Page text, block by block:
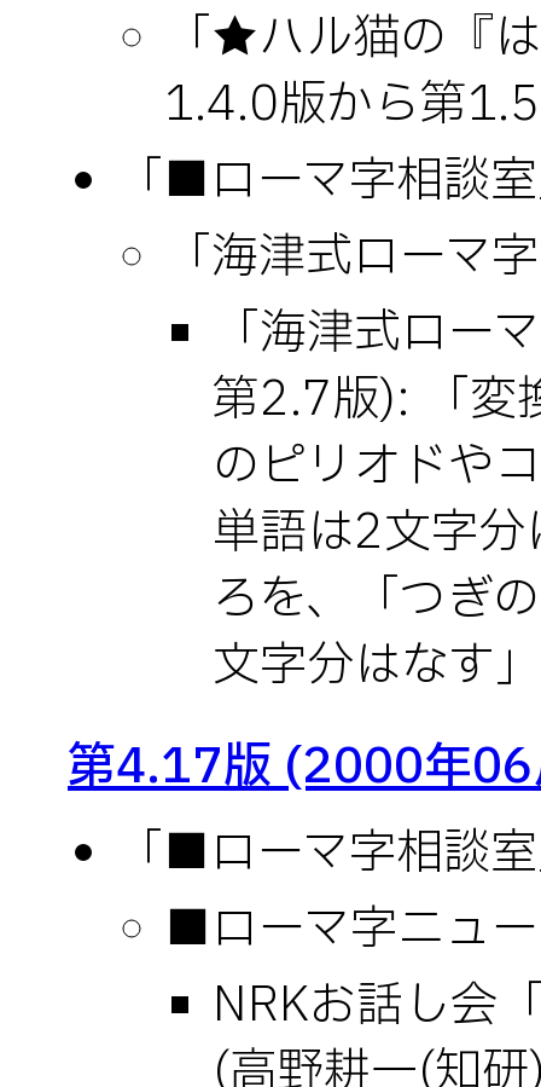
「★ハル猫の『
1.4.0版から第
「■ローマ字相談
「海津式ローマ
「海津式ロー
第2.7版): 「変
のピリオドや
単語は2文字
ろを、「つぎ
文字分はなす
第4.17版 (2000年
「■ローマ字相談
■ローマ字ニュ
NRKお話し会
(高野耕一(知